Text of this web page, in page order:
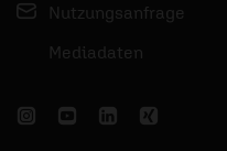
Nutzungsanfrage
Mediadaten